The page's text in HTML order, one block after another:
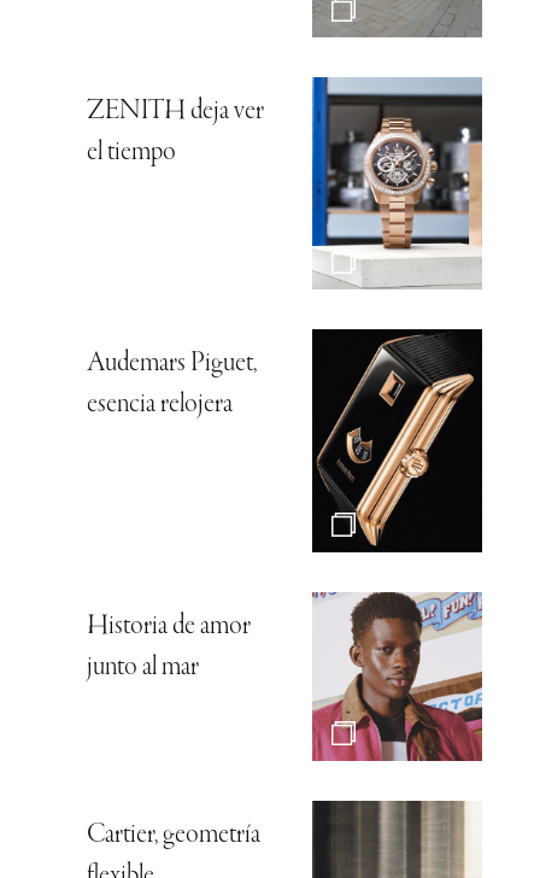
ZENITH deja ver
el tiempo
Audemars Piguet,
esencia relojera
Historia de amor
junto al mar
Cartier, geometría